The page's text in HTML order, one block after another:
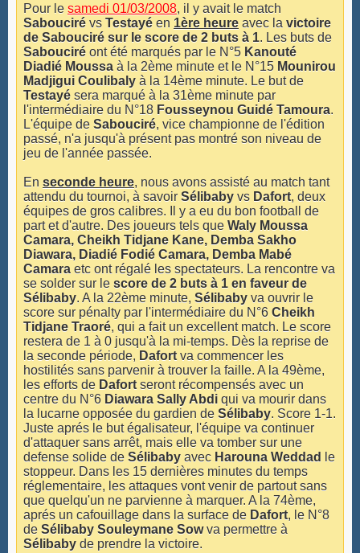
Pour le samedi 01/03/2008, il y avait le match
Sabouciré vs Testayé en 1ère heure avec la victoire
de Sabouciré sur le score de 2 buts à 1. Les buts de
Sabouciré ont été marqués par le N°5 Kanouté
Diadié Moussa à la 2ème minute et le N°15 Mounirou
Madjigui Coulibaly à la 14ème minute. Le but de
Testayé sera marqué à la 31ème minute par
l'intermédiaire du N°18 Fousseynou Guidé Tamoura.
L'équipe de Sabouciré, vice championne de l'édition
passé, n'a jusqu'à présent pas montré son niveau de
jeu de l'année passée.
En seconde heure, nous avons assisté au match tant
attendu du tournoi, à savoir Sélibaby vs Dafort, deux
équipes de gros calibres. Il y a eu du bon football de
part et d'autre. Des joueurs tels que Waly Moussa
Camara, Cheikh Tidjane Kane, Demba Sakho
Diawara, Diadié Fodié Camara, Demba Mabé
Camara etc ont régalé les spectateurs. La rencontre va
se solder sur le score de 2 buts à 1 en faveur de
Sélibaby. A la 22ème minute, Sélibaby va ouvrir le
score sur pénalty par l'intermédiaire du N°6 Cheikh
Tidjane Traoré, qui a fait un excellent match. Le score
restera de 1 à 0 jusqu'à la mi-temps. Dès la reprise de
la seconde période, Dafort va commencer les
hostilités sans parvenir à trouver la faille. A la 49ème,
les efforts de Dafort seront récompensés avec un
centre du N°6 Diawara Sally Abdi qui va mourir dans
la lucarne opposée du gardien de Sélibaby. Score 1-1.
Juste aprés le but égalisateur, l'équipe va continuer
d'attaquer sans arrêt, mais elle va tomber sur une
defense solide de Sélibaby avec Harouna Weddad le
stoppeur. Dans les 15 dernières minutes du temps
réglementaire, les attaques vont venir de partout sans
que quelqu'un ne parvienne à marquer. A la 74ème,
aprés un cafouillage dans la surface de Dafort, le N°8
de Sélibaby Souleymane Sowva permettre à
Sélibaby de prendre la victoire.